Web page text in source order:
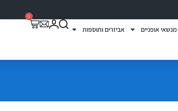
מנשאי אופניים אביזרים ותוספות
0